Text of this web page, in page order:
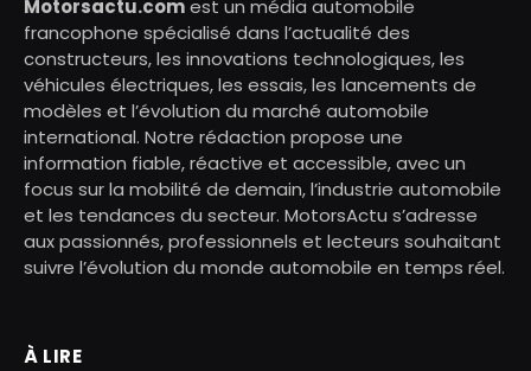
Motorsactu.comest un média automobile
francophone spécialisé dans l’actualité des
constructeurs, les innovations technologiques, les
véhicules électriques, les essais, les lancements de
modèles et l’évolution du marché automobile
international. Notre rédaction propose une
information fiable, réactive et accessible, avec un
focus sur la mobilité de demain, l’industrie automobile
et les tendances du secteur. MotorsActu s’adresse
aux passionnés, professionnels et lecteurs souhaitant
suivre l’évolution du monde automobile en temps réel.
À LIRE